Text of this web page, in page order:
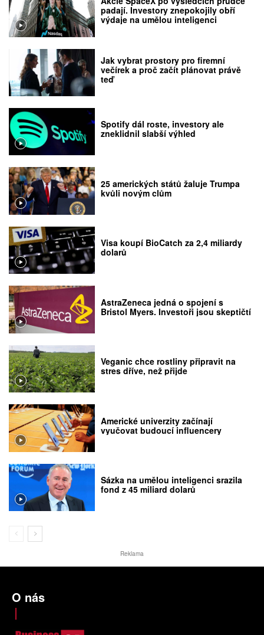
padají. Investory znepokojily obří
výdaje na umělou inteligenci
Jak vybrat prostory pro firemní
večírek a proč začít plánovat právě
teď
Spotify dál roste, investory ale
zneklidnil slabší výhled
25 amerických států žaluje Trumpa
kvůli novým clům
Visa koupí BioCatch za 2,4 miliardy
dolarů
AstraZeneca jedná o spojení s
Bristol Myers. Investoři jsou skeptičtí
Veganic chce rostliny připravit na
stres dříve, než přijde
Americké univerzity začínají
vyučovat budoucí influencery
Sázka na umělou inteligenci srazila
fond z 45 miliard dolarů
Reklama
O nás